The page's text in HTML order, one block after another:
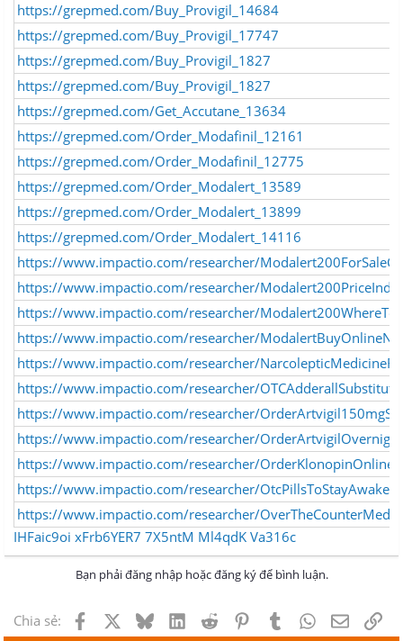
https://grepmed.com/Buy_Provigil_14684
https://grepmed.com/Buy_Provigil_17747
https://grepmed.com/Buy_Provigil_1827
https://grepmed.com/Buy_Provigil_1827
https://grepmed.com/Get_Accutane_13634
https://grepmed.com/Order_Modafinil_12161
https://grepmed.com/Order_Modafinil_12775
https://grepmed.com/Order_Modalert_13589
https://grepmed.com/Order_Modalert_13899
https://grepmed.com/Order_Modalert_14116
https://www.impactio.com/researcher/
https://www.impactio.com/researcher/
https://www.impactio.com/researcher/
https://www.impactio.com/researcher/
https://www.impactio.com/researcher/
https://www.impactio.com/researcher/
https://www.impactio.com/researcher/
https://www.impactio.com/researcher/
https://www.impactio.com/researcher/
https://www.impactio.com/researcher/
https://www.impactio.com/researcher/
IHFaic9oi xFrb6YER7 7X5ntM Ml4qdK Va316c
Bạn phải đăng nhập hoặc đăng ký để bình luận.
Chia sẻ: Facebook BlueskyLinkedInReddit PinterestTumblrWhatsApp
Email